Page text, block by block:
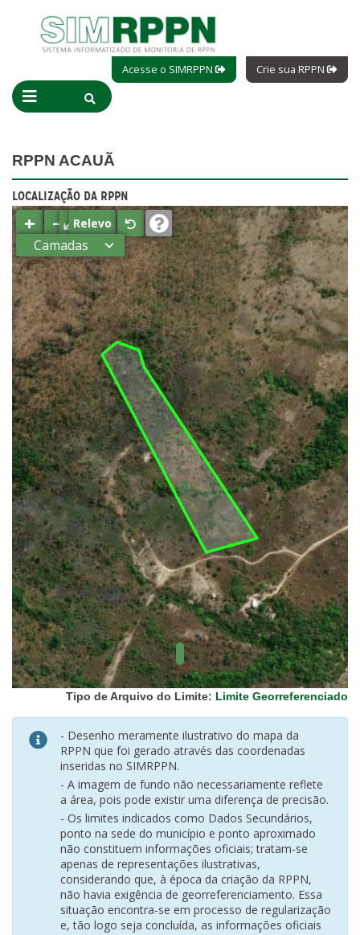
Acesse o SIMRPPN Crie sua RPPN
RPPN ACAUÃ
LOCALIZAÇÃO DA RPPN
+ −⤢Relevo
Camadas
Estados
Municípios
Terras
indígenas
(FUNAI)
UC Federal
UC Estaduais
UC
Municipais
Hidrografia
1:1.000.000
(ANA)
Biomas
(IBGE)
Vegetação
(IBGE)
Rodovias
(IBGE)
Relevo
(IBGE)
Tipo de Arquivo do Limite: Limite Georreferenciado
- Desenho meramente ilustrativo do mapa da
RPPN que foi gerado através das coordenadas
inseridas no SIMRPPN.
- A imagem de fundo não necessariamente reflete
a área, pois pode existir uma diferença de precisão.
- Os limites indicados como Dados Secundários,
ponto na sede do município e ponto aproximado
não constituem informações oficiais; tratam-se
apenas de representações ilustrativas,
considerando que, à época da criação da RPPN,
não havia exigência de georreferenciamento. Essa
situação encontra-se em processo de regularização
e, tão logo seja concluída, as informações oficiais